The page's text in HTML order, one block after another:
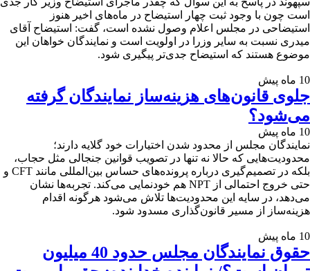
است چون با وجود ثبت چهار استیضاح در ماه‌های اخیر هنوز
استیضاحی در مجلس اعلام وصول نشده است، گفت: استیضاح آقای
میدری نسبت به سایر وزرا در اولویت است و نمایندگان خواهان این
موضوع هستند که استیضاح جدی‌تر پیگیری شود.
10 ماه پیش
جلوی قانون‌های هزینه‌ساز نمایندگان گرفته
می‌شود؟
10 ماه پیش
نمایندگان مجلس از محدود شدن اختیارات خود گلایه دارند؛
محدودیت‌هایی که حالا نه تنها در تصویب قوانین جنجالی مثل حجاب،
بلکه در تصمیم‌گیری درباره پرونده‌های حساس بین‌المللی مانند CFT و
حتی خروج احتمالی از NPT هم خودنمایی می‌کند. تجربه‌ها نشان
می‌دهد، در سایه این محدودیت‌ها تلاش می‌شود هرگونه اقدام
هزینه‌ساز از مسیر قانون‌گذاری مسدود شود.
10 ماه پیش
حقوق نمایندگان مجلس حدود 40 میلیون